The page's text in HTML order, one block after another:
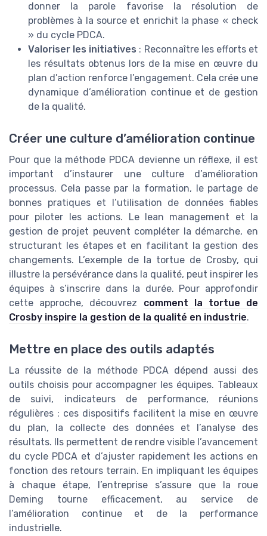
donner la parole favorise la résolution de
problèmes à la source et enrichit la phase « check
» du cycle PDCA.
Valoriser les initiatives : Reconnaître les efforts et
les résultats obtenus lors de la mise en œuvre du
plan d’action renforce l’engagement. Cela crée une
dynamique d’amélioration continue et de gestion
de la qualité.
Créer une culture d’amélioration continue
Pour que la méthode PDCA devienne un réflexe, il est
important d’instaurer une culture d’amélioration
processus. Cela passe par la formation, le partage de
bonnes pratiques et l’utilisation de données fiables
pour piloter les actions. Le lean management et la
gestion de projet peuvent compléter la démarche, en
structurant les étapes et en facilitant la gestion des
changements. L’exemple de la tortue de Crosby, qui
illustre la persévérance dans la qualité, peut inspirer les
équipes à s’inscrire dans la durée. Pour approfondir
cette approche, découvrez comment la tortue de
Crosby inspire la gestion de la qualité en industrie.
Mettre en place des outils adaptés
La réussite de la méthode PDCA dépend aussi des
outils choisis pour accompagner les équipes. Tableaux
de suivi, indicateurs de performance, réunions
régulières : ces dispositifs facilitent la mise en œuvre
du plan, la collecte des données et l’analyse des
résultats. Ils permettent de rendre visible l’avancement
du cycle PDCA et d’ajuster rapidement les actions en
fonction des retours terrain. En impliquant les équipes
à chaque étape, l’entreprise s’assure que la roue
Deming tourne efficacement, au service de
l’amélioration continue et de la performance
industrielle.